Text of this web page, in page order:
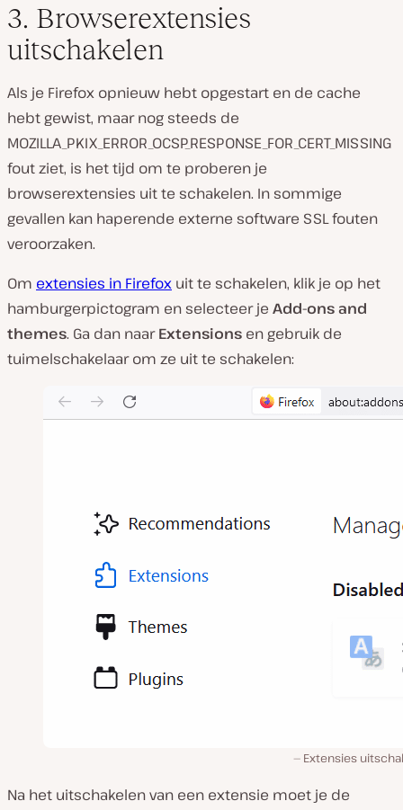
3. Browserextensies
uitschakelen
Als je Firefox opnieuw hebt opgestart en de cache
hebt gewist, maar nog steeds de
MOZILLA_PKIX_ERROR_OCSP_RESPONSE_FOR_CERT_MISSING
fout ziet, is het tijd om te proberen je
browserextensies uit te schakelen. In sommige
gevallen kan haperende externe software SSL fouten
veroorzaken.
Om extensies in Firefox uit te schakelen, klik je op het
hamburgerpictogram en selecteer je Add-ons and
themes. Ga dan naarExtensions en gebruik de
tuimelschakelaar om ze uit te schakelen:
Extensies
Na het uitschakelen van een extensie moet je de